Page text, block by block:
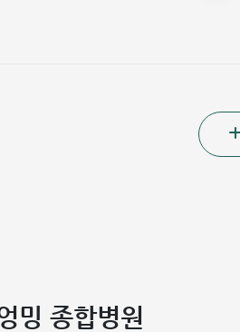
딱딱하게 느껴집니다.
밍 종합병원